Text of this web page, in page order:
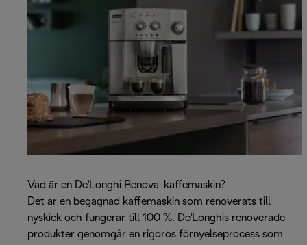
Vad är en De'Longhi Renova-kaffemaskin?
Det är en begagnad kaffemaskin som renoverats till
nyskick och fungerar till 100 %. De'Longhis renoverade
produkter genomgår en rigorös förnyelseprocess som